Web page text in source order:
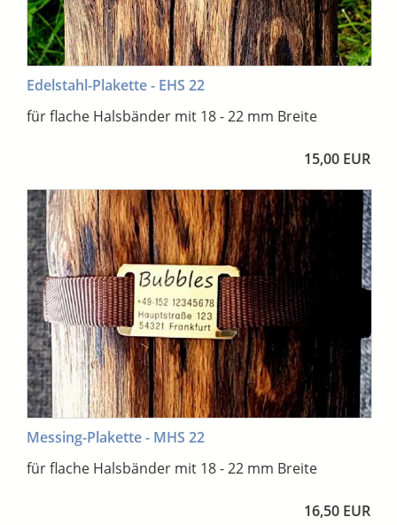
Edelstahl-Plakette - EHS 22
für flache Halsbänder mit 18 - 22 mm Breite
15,00 EUR
Messing-Plakette - MHS 22
für flache Halsbänder mit 18 - 22 mm Breite
16,50 EUR